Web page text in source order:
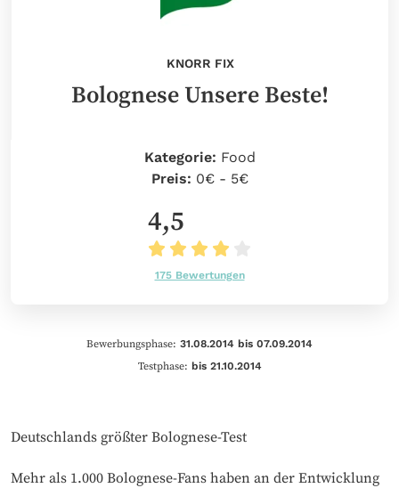
KNORR FIX
Bolognese Unsere Beste!
Kategorie: Food
Preis: 0€ - 5€
4,5
175 Bewertungen
Bewerbungsphase: 31.08.2014 bis 07.09.2014
Testphase: bis 21.10.2014
Deutschlands größter Bolognese-Test
Mehr als 1.000 Bolognese-Fans haben an der Entwicklung